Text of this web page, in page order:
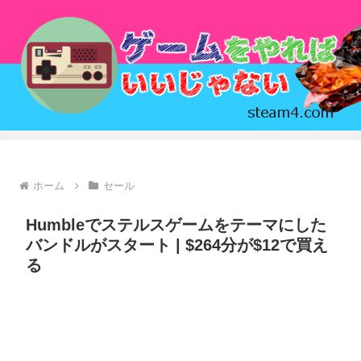
ホーム セール
Humbleでステルスゲームをテーマにした
バンドルがスタート | $264分が$12で買え
る